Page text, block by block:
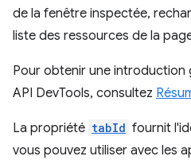
de la fenêtre inspectée,
liste des ressources de la
Pour obtenir une introduction
API DevTools, consultez
La propriété tabId fournit
vous pouvez utiliser avec les